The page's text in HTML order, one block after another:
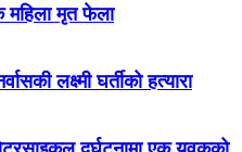
महिला मृत फेला
लक्ष्मी घर्तीको हत्यारा